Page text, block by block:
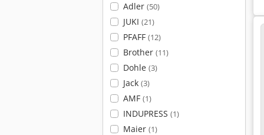
Adler (50)
JUKI (21)
PFAFF (12)
Brother (11)
Dohle (3)
Jack (3)
AMF (1)
INDUPRESS (1)
Maier (1)